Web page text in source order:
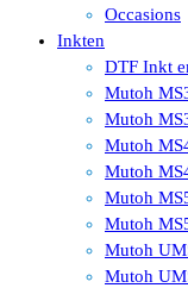
Occasions
Inkten
DTF Inkt
Mutoh
Mutoh
Mutoh
Mutoh
Mutoh
Mutoh
Mutoh
Mutoh